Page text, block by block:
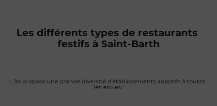
Les différents types de restaurants
festifs à Saint-Barth
L'île propose une grande diversité d'établissements adaptés à toutes
les envies :